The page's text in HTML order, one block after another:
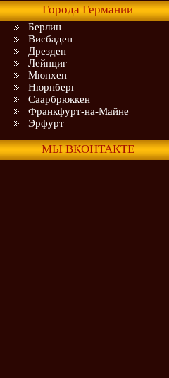
Города Германии
Берлин
Висбаден
Дрезден
Лейпциг
Мюнхен
Нюрнберг
Саарбрюккен
Франкфурт-на-Майне
Эрфурт
МЫ ВКОНТАКТЕ